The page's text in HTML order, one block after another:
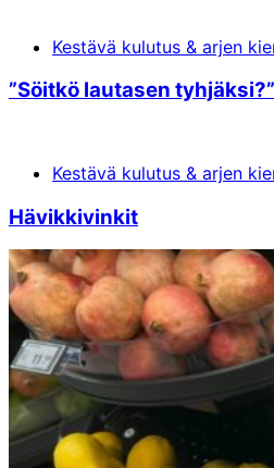
Kestävä kulutus & arjen
”Söitkö lautasen
Kestävä kulutus & arjen
Hävikkivinkit